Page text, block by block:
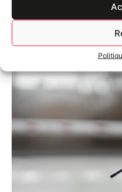
marché de la sécurité
informative....